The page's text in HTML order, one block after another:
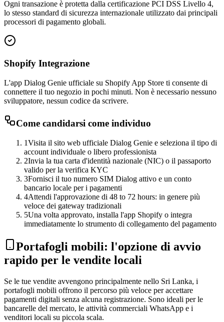
Ogni transazione è protetta dalla certificazione PCI DSS Livello 4,
lo stesso standard di sicurezza internazionale utilizzato dai principali
processori di pagamento globali.
Shopify Integrazione
L'app Dialog Genie ufficiale su Shopify App Store ti consente di
connettere il tuo negozio in pochi minuti. Non è necessario nessuno
sviluppatore, nessun codice da scrivere.
Come candidarsi come individuo
1Visita il sito web ufficiale Dialog Genie e seleziona il tipo di
account individuale o libero professionista
2Invia la tua carta d'identità nazionale (NIC) o il passaporto
valido per la verifica KYC
3Fornisci il tuo numero SIM Dialog attivo e un conto
bancario locale per i pagamenti
4Attendi l'approvazione di 48 to 72 hours: in genere più
veloce dei gateway tradizionali
5Una volta approvato, installa l'app Shopify o integra
immediatamente lo strumento di collegamento del pagamento
Portafogli mobili: l'opzione di avvio
rapido per le vendite locali
Se le tue vendite avvengono principalmente nello Sri Lanka, i
portafogli mobili offrono il percorso più veloce per accettare
pagamenti digitali senza alcuna registrazione. Sono ideali per le
bancarelle del mercato, le attività commerciali WhatsApp e i
venditori locali su piccola scala.